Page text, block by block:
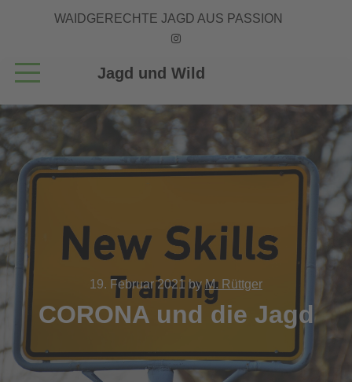
WAIDGERECHTE JAGD AUS PASSION
Jagd und Wild
19. Februar 2021 by M. Rüttger
CORONA und die Jagd